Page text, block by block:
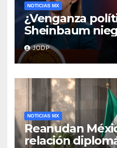
NOTICIAS MX
¿Venganza
Sheinbaum
negra en
Aguirre
JODP
NOTICIAS MX
Reanudan
relación